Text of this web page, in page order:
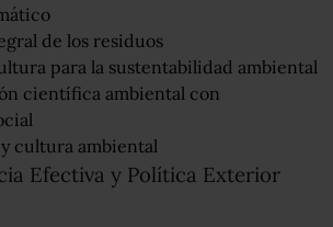
de los residuos
para la sustentabilidad ambiental
científica ambiental con
cultura ambiental
Efectiva y Política Exterior